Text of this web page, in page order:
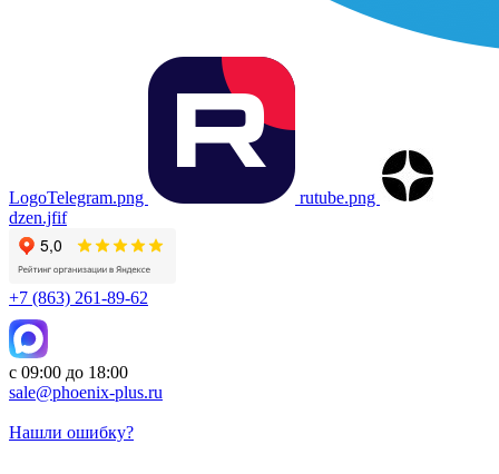
LogoTelegram.png
rutube.png
dzen.jfif
+7 (863) 261-89-62
с 09:00 до 18:00
sale@phoenix-plus.ru
Нашли ошибку?